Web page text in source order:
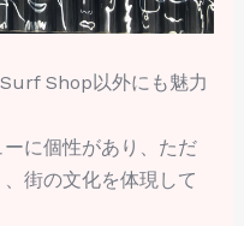
Shop以外にも魅力
に個性があり、ただ
街の文化を体現して